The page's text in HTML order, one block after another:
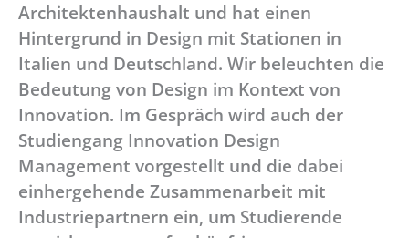
Architektenhaushalt und hat einen
Hintergrund in Design mit Stationen in
Italien und Deutschland. Wir beleuchten die
Bedeutung von Design im Kontext von
Innovation. Im Gespräch wird auch der
Studiengang Innovation Design
Management vorgestellt und die dabei
einhergehende Zusammenarbeit mit
Industriepartnern ein, um Studierende